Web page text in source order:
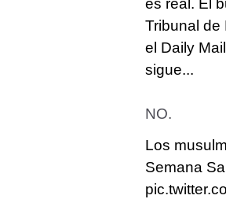
es real. El
Tribunal de
el Daily
sigue...
NO.
Los
Semana